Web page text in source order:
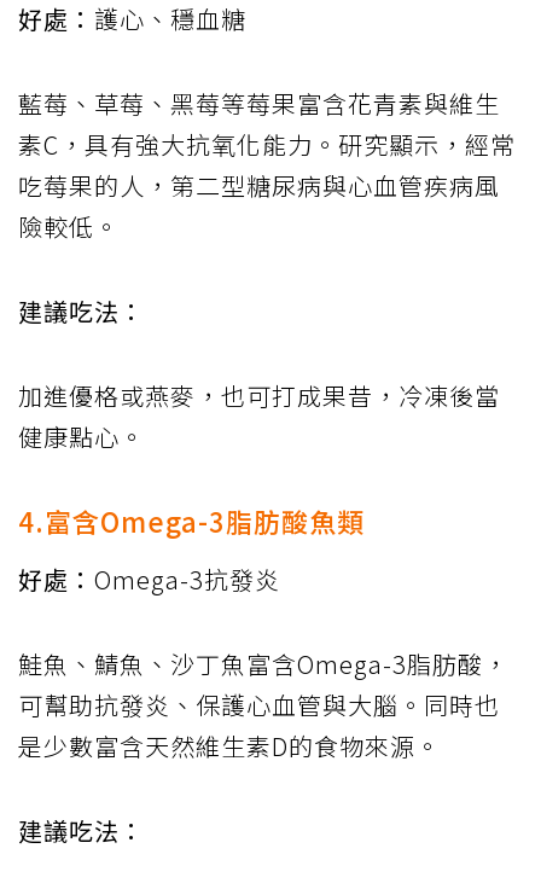
好處： 護心、穩血糖
藍莓、草莓、黑莓等莓果富含花青素與維生
素C，具有強大抗氧化能力。研究顯示，經常
吃莓果的人，第二型糖尿病與心血管疾病風
險較低。
建議吃法：
加進優格或燕麥，也可打成果昔，冷凍後當
健康點心。
4.富含Omega-3脂肪酸魚類
好處： Omega-3抗發炎
鮭魚、鯖魚、沙丁魚富含Omega-3脂肪酸，
可幫助抗發炎、保護心血管與大腦。同時也
是少數富含天然維生素D的食物來源。
建議吃法：